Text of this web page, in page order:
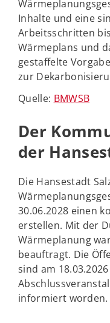
Inhalte und eine
Arbeitsschritten
Wärmeplans und
gestaffelte
zur
Quelle: BMWSB
Der
der
Die Hansestadt
30.06.2028 einen
erstellen. Mit der
Wärmeplanung
beauftragt. Die
sind am
informiert worden.